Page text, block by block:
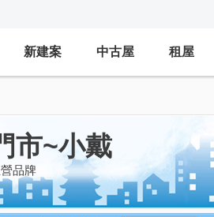
新建案 中古屋 租屋
市~小戴
品牌